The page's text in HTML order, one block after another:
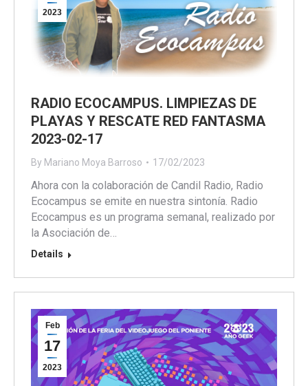
2023
RADIO ECOCAMPUS. LIMPIEZAS DE
PLAYAS Y RESCATE RED FANTASMA
2023-02-17
By Mariano Moya Barroso 17/02/2023
Ahora con la colaboración de Candil Radio, Radio
Ecocampus se emite en nuestra sintonía. Radio
Ecocampus es un programa semanal, realizado por
la Asociación de…
Details
Feb
17
2023